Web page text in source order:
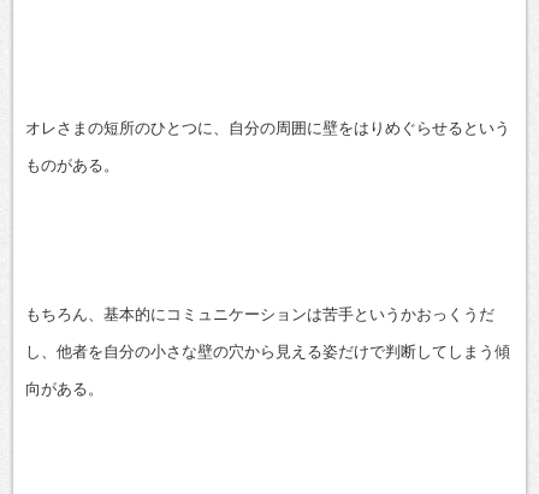
オレさまの短所のひとつに、自分の周囲に壁をはりめぐらせるという
ものがある。
もちろん、基本的にコミュニケーションは苦手というかおっくうだ
し、他者を自分の小さな壁の穴から見える姿だけで判断してしまう傾
向がある。